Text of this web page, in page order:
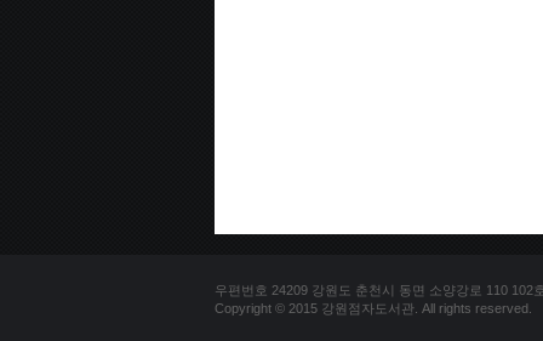
우편번호 24209 강원도 춘천시 동면 소양강로 110 102
Copyright © 2015 강원점자도서관. All rights reserved.